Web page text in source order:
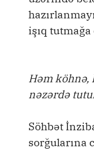
işıq tutmağa
Həm köhnə,
nəzərdə
Söhbət
sorğularına